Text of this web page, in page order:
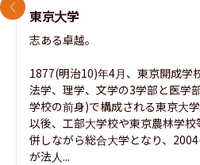
東京大学
志ある卓越。
1877(明治10)年4月、東京開成学
法学、理学、文学の3学部と医学
学校の前身)で構成される東京大学
以後、工部大学校や東京農林学
併しながら総合大学となり、
が法人...
前のスライド